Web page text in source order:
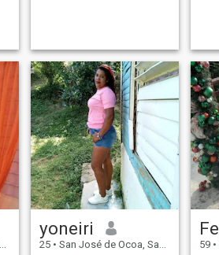
yoneiri
25 • San José de Ocoa, San José de Ocoa, Dominicaanse Rep.
59 •